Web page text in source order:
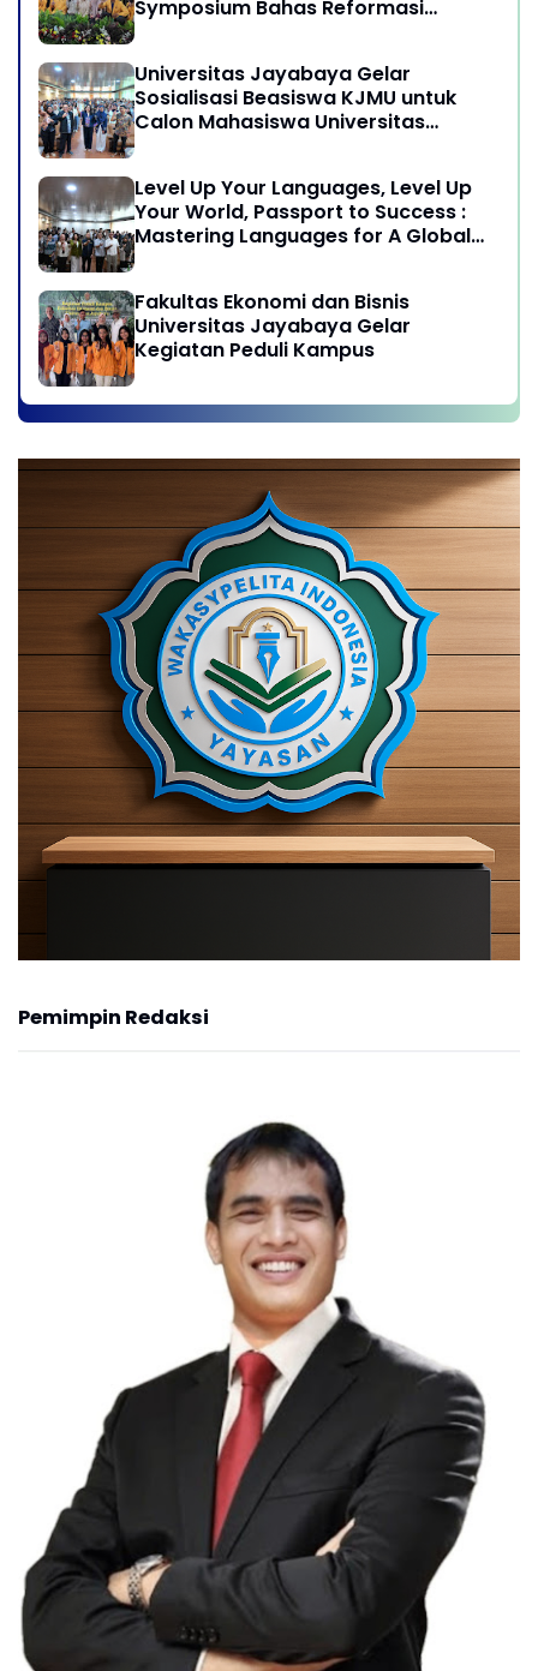
Symposium Bahas Reformasi
Universitas Jayabaya Gelar
Sosialisasi Beasiswa KJMU untuk
Calon Mahasiswa Universitas
Level Up Your Languages, Level Up
Your World, Passport to Success :
Mastering Languages for A Global
Fakultas Ekonomi dan Bisnis
Universitas Jayabaya Gelar
Kegiatan Peduli Kampus
Pemimpin Redaksi